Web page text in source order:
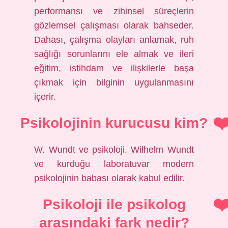
performansı ve zihinsel süreçlerin
gözlemsel çalışması olarak bahseder.
Dahası, çalışma olayları anlamak, ruh
sağlığı sorunlarını ele almak ve ileri
eğitim, istihdam ve ilişkilerle başa
çıkmak için bilginin uygulanmasını
içerir.
Psikolojinin kurucusu kim?
W. Wundt ve psikoloji. Wilhelm Wundt
ve kurduğu laboratuvar modern
psikolojinin babası olarak kabul edilir.
Psikoloji ile psikolog
arasındaki fark nedir?